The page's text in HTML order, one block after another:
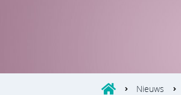
Nieuws